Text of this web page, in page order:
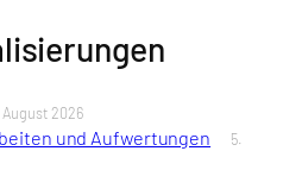
August 2026
und Aufwertungen
5.